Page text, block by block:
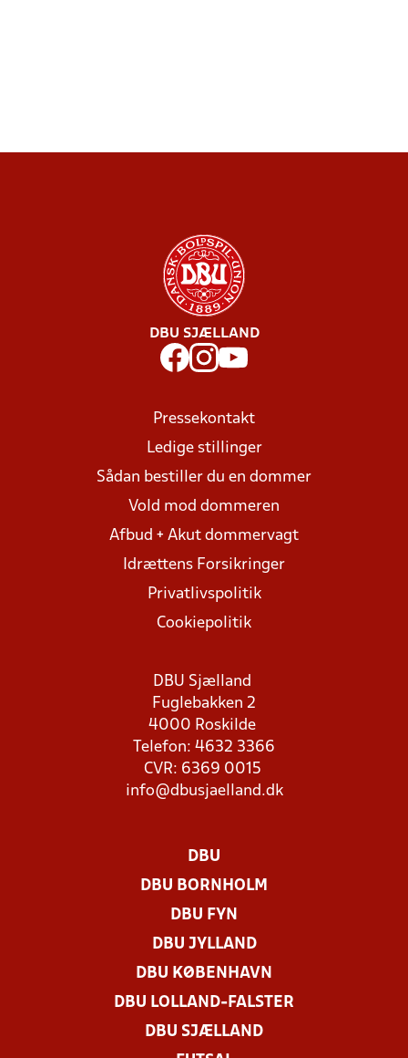
DBU SJÆLLAND
Pressekontakt
Ledige stillinger
Sådan bestiller du en dommer
Vold mod dommeren
Afbud + Akut dommervagt
Idrættens Forsikringer
Privatlivspolitik
Cookiepolitik
DBU Sjælland
Fuglebakken 2
4000 Roskilde
Telefon: 4632 3366
CVR: 6369 0015
info@dbusjaelland.dk
DBU
DBU BORNHOLM
DBU FYN
DBU JYLLAND
DBU KØBENHAVN
DBU LOLLAND-FALSTER
DBU SJÆLLAND